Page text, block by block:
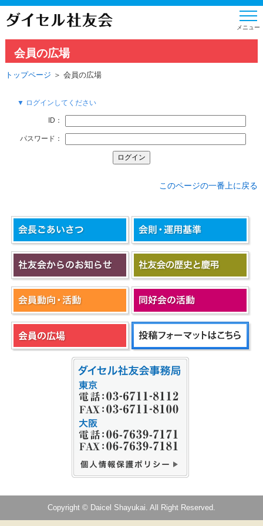
会員の広場
トップページ ＞ 会員の広場
▼ ログインしてください
ID：
パスワード：
このページの一番上に戻る
Copyright © Daicel Shayukai. All Right Reserved.